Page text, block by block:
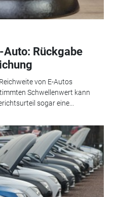
Rückgabe
von E-Autos
Schwellenwert kann
sogar eine...